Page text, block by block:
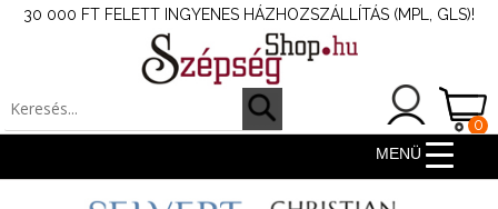
30 000 FT FELETT INGYENES HÁZHOZSZÁLLÍTÁS (MPL, GLS)!
0
MENÜ